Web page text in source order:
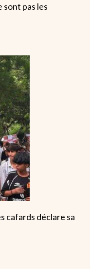
sont pas les
cafards déclare sa